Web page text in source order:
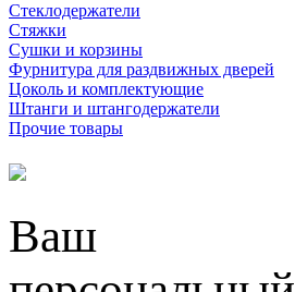
Стеклодержатели
Стяжки
Сушки и корзины
Фурнитура для раздвижных дверей
Цоколь и комплектующие
Штанги и штангодержатели
Прочие товары
Ваш